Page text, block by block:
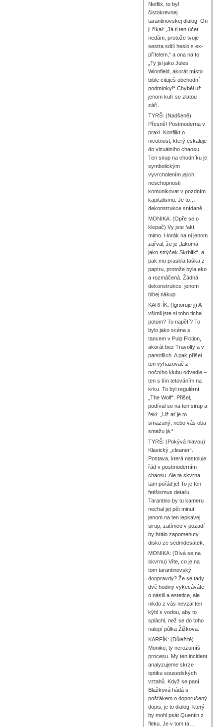
Netflix, to byl
čistokrevnej
tarantinovskej dialog. On
jí říkal: „Já ti ten účet
nedám, protože tvoje
sestra sdílí heslo s ex-
přítelem,“ a ona na to:
„Ty jsi jako Jules
Winnfield, akorát místo
bible cituješ obchodní
podmínky!“ Chyběl už
jenom kufr se zlatou
září.
TYRŠ: (Nadšeně)
Přesně! Postmoderna v
praxi. Konflikt o
nicotnost, který eskaluje
do vizuálního chaosu.
Ten sirup na chodníku je
symbolickým
vyvrcholením jejich
neschopnosti
komunikovat v pozdním
kapitalismu. Je to…
dekonstrukce snídaně.
MONIKA: (Opře se o
klepač) Vy jste fakt
mimo. Horák na ni jenom
zařval, že je „lakomá
jako strýček Skrblík“, a
pak mu praskla taška z
papíru, protože byla eko
a rozmáčená. Žádná
dekonstrukce, jenom
blbej nákup.
KARFÍK: (Ignoruje ji) A
všimli jste si toho ticha
potom? To napětí? To
bylo jako scéna s
tancem v Pulp Fiction,
akorát bez Travolty a v
pantoflích. A pak přišel
ten vyhazovač z
nočního klubu odvedle –
ten s tím tetováním na
krku. To byl regulérní
„The Wolf“. Přišel,
podíval se na ten sirup a
řekl: „Už ať je to
smazaný, nebo vás oba
smažu já.“
TYRŠ: (Pokývá hlavou)
Klasický „cleaner“.
Postava, která nastoluje
řád v postmoderním
chaosu. Ale ta skvrna
tam pořád je! To je ten
fetišismus detailu.
Tarantino by tu kameru
nechal jet pět minut
jenom na ten lepkavej
sirup, zatímco v pozadí
by hrálo zapomenutý
disko ze sedmdesátek.
MONIKA: (Dívá se na
skvrnu) Víte, co je na
tom tarantinovský
doopravdy? Že se tady
dvě hodiny vykecáváte
o násilí a estetice, ale
nikdo z vás nevzal ten
kýbl s vodou, aby to
spláchl, než se do toho
nalepí půlka Žižkova.
KARFÍK: (Důležitě)
Moniko, ty nerozumíš
procesu. My ten incident
analyzujeme skrze
optiku sousedských
vztahů. Když se paní
Blažková hádá s
pošťákem o doporučený
dopis, je to dialog, který
by mohl psát Quentin z
fleku. Je v tom ta…